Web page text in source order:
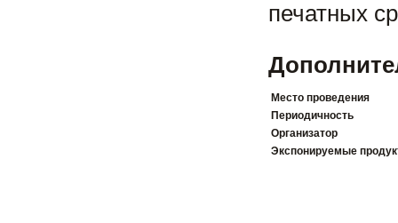
печатных
Место проведения
Периодичность
Организатор
Экспонируемые